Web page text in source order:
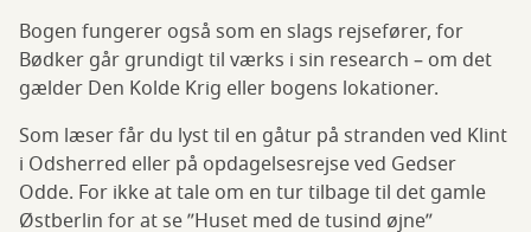
Bogen fungerer også som en slags rejsefører, for
Bødker går grundigt til værks i sin research – om det
gælder Den Kolde Krig eller bogens lokationer.
Som læser får du lyst til en gåtur på stranden ved Klint
i Odsherred eller på opdagelsesrejse ved Gedser
Odde. For ikke at tale om en tur tilbage til det gamle
Østberlin for at se ”Huset med de tusind øjne”